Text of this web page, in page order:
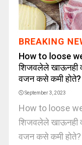
BREAKING
How to loose
शिजवलेले खाऊनही
वजन कसे कमी होते?
September 3, 2023
How to loose
शिजवलेले खाऊनही
वजन कसे कमी